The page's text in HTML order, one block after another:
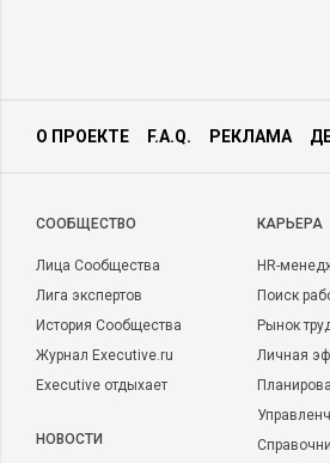
О ПРОЕКТЕ F.A.Q. РЕКЛАМА
CООБЩЕСТВО
Лица Сообщества
Лига экспертов
История Сообщества
Журнал Executive.ru
Executive отдыхает
НОВОСТИ
КАРЬЕРА
HR-
Поиск
Рынок
Личная